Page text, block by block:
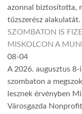
azonnal biztosította,
tűzszerész alakulatát.
SZOMBATON IS
MISKOLCON A
08-04
A 2026. augusztus
szombaton a
lesznek érvényben
Városgazda